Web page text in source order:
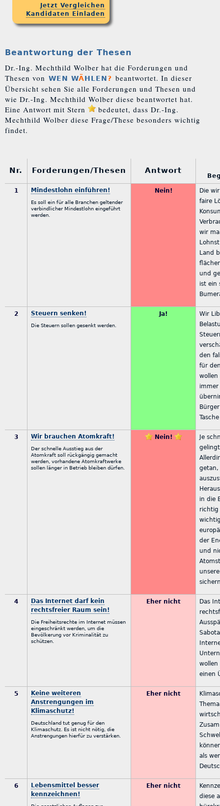
Jetzt Vergleichen
Kandidaten Einladen
Beantwortung der Thesen
Dr.-Ing. Mechthild Wolber hat die Forderungen und
Thesen von WEN WÄHLEN? beantwortet. In dieser
Übersicht sehen Sie alle Forderungen und Thesen und
wie Dr.-Ing. Mechthild Wolber diese beantwortet hat.
Eine Antwort mit Stern
bedeutet, dass Dr.-Ing.
Mechthild Wolber diese Frage/These besonders wichtig
findet.
Nr. Forderungen/Thesen Antwort
1 Mindestlohn einführen!
Es soll ein für alle Branchen geltender
verbindlicher Mindestlohn eingeführt
werden.
Nein!
Die
faire
wir
Land
und
ist ein
2 Steuern senken!
Die Steuern sollen gesenkt werden.
Ja!
Wir
den
für
wollen
immer
3 Wir brauchen Atomkraft!
Der schnelle Ausstieg aus der
Atomkraft soll rückgängig gemacht
werden, vorhandene Atomkraftwerke
sollen länger in Betrieb bleiben dürfen.
Nein!
Je
getan,
in die
richtig
der
und
4
Das Internet darf kein
rechtsfreier Raum sein!
Die Freiheitsrechte im Internet müssen
eingeschränkt werden, um die
Bevölkerung vor Kriminalität zu
schützen.
Eher nicht
Das
wollen
einen
5
Keine weiteren
Anstrengungen im
Klimaschutz!
Deutschland tut genug für den
Klimaschutz. Es ist nicht nötig, die
Anstrengungen hierfür zu verstärken.
Eher nicht
als
6
Lebensmittel besser
kennzeichnen!
Eher nicht
diese